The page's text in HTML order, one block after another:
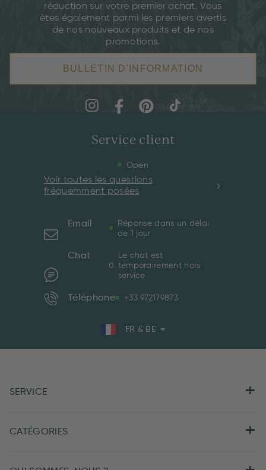
réduction sur votre premier achat. Vous
êtes également parmi les premiers avertis
de nos nouveaux produits et de nos
promotions.
BULLETIN D'INFORMATION
Service client
Open
Voir toutes les questions
fréquemment posées
Email
Réponse dans un délai
de 1 jour
Chat
Le chat est
temporairement hors
service
Téléphone +33 972179873
FR & BE
SERVICE
CATÉGORIES